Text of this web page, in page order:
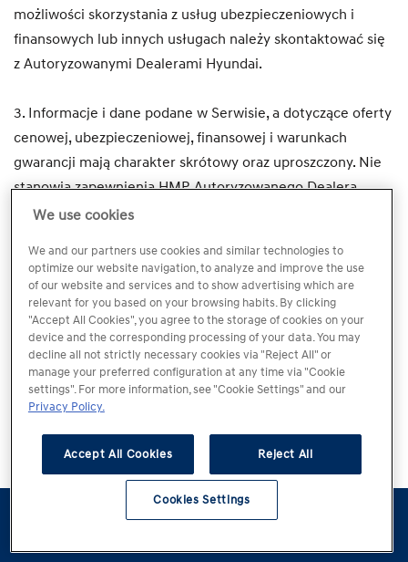
możliwości skorzystania z usług ubezpieczeniowych i
finansowych lub innych usługach należy skontaktować się
z Autoryzowanymi Dealerami Hyundai.
3. Informacje i dane podane w Serwisie, a dotyczące oferty
cenowej, ubezpieczeniowej, finansowej i warunkach
gwarancji mają charakter skrótowy oraz uproszczony. Nie
stanowią zapewnienia HMP, Autoryzowanego Dealera
Hyundai ani Autoryzowanej Stacji Obsługi, iż umowa
zawarta na podanych w Serwisie warunkach.
4. Szczegółowe warunki umowy sprzedaży lub innej
umowy, a także warunki ubezpieczenia lub usług
finansowych każdorazowo należy ustalić z Dealerem.
5. Treści Serwisu, w tym Usług Informacyjnych nie
stanowią oświadczenia gwarancyjnego, ani nie określają
obowiązków gwaranta i uprawnień kupującego. Zasady i
warunki gwarancji na samochody oraz inne towary
sprzedawane przez Dealera określone zostaną w
We use cookies
We and our partners use cookies and similar technologies to
optimize our website navigation, to analyze and improve the use
of our website and services and to show advertising which are
relevant for you based on your browsing habits. By clicking
"Accept All Cookies", you agree to the storage of cookies on your
device and the corresponding processing of your data. You may
decline all not strictly necessary cookies via "Reject All" or
manage your preferred configuration at any time via "Cookie
settings". For more information, see "Cookie Settings" and our
Privacy Policy.
Accept All Cookies Reject All
Cookies Settings